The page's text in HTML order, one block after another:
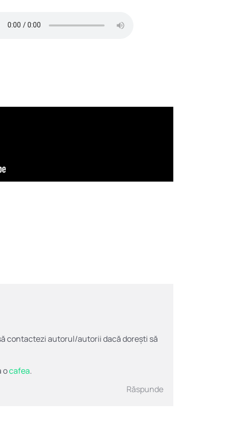
contactezi autorul/autorii dacă dorești să
ocafea.
Răspunde